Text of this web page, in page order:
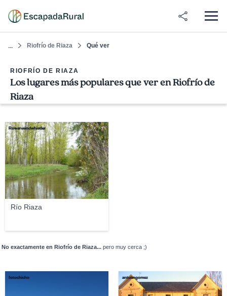
... Riofrío de Riaza Qué ver
RIOFRÍO DE RIAZA
Los lugares más populares que ver en Riofrío de
Riaza
Río Riaza
Rowanwindwhistler
No exactamente en Riofrío de Riaza... pero muy cerca ;)
fotochicho antuangomez